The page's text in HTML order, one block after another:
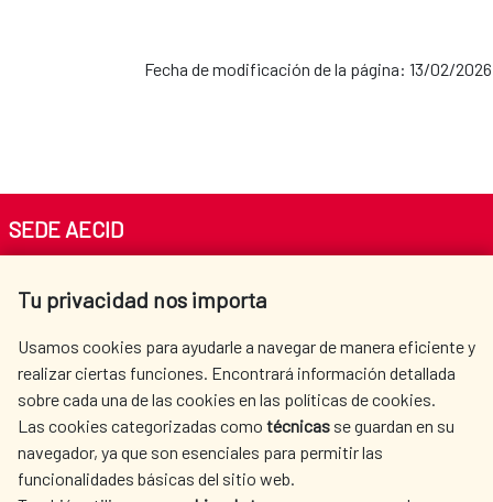
Fecha de modificación de la página: 13/02/2026
Tu privacidad nos importa
Usamos cookies para ayudarle a navegar de manera eficiente y
realizar ciertas funciones. Encontrará información detallada
sobre cada una de las cookies en las políticas de cookies.
Las cookies categorizadas como técnicas se guardan en su
navegador, ya que son esenciales para permitir las
funcionalidades básicas del sitio web.
SEDE AECID
Tel. +34 900 20 30 54​​​​​​​
AECID
WHERE DO WE COOPERATE?
SPANISH HUMANITARIAN
ACTION
PRESS ROOM